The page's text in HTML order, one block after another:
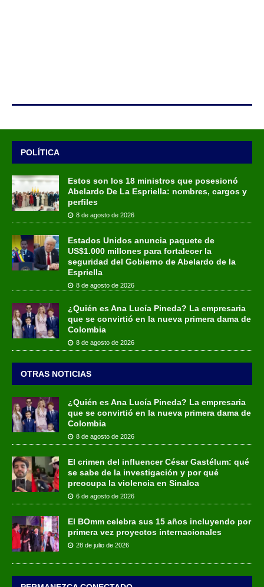
POLÍTICA
Estos son los 18 ministros que posesionó
Abelardo De La Espriella: nombres, cargos y
perfiles
8 de agosto de 2026
Estados Unidos anuncia paquete de
US$1.000 millones para fortalecer la
seguridad del Gobierno de Abelardo de la
Espriella
8 de agosto de 2026
¿Quién es Ana Lucía Pineda? La empresaria
que se convirtió en la nueva primera dama de
Colombia
8 de agosto de 2026
OTRAS NOTICIAS
¿Quién es Ana Lucía Pineda? La empresaria
que se convirtió en la nueva primera dama de
Colombia
8 de agosto de 2026
El crimen del influencer César Gastélum: qué
se sabe de la investigación y por qué
preocupa la violencia en Sinaloa
6 de agosto de 2026
El BOmm celebra sus 15 años incluyendo por
primera vez proyectos internacionales
28 de julio de 2026